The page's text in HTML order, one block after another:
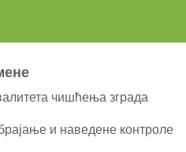
чишћења зграда
и наведене контроле